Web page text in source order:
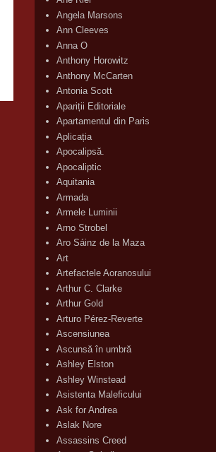
Angela Marsons
Ann Cleeves
Anna O
Anthony Horowitz
Anthony McCarten
Antonia Scott
Apariții Editoriale
Apartamentul din Paris
Aplicația
Apocalipsă.
Apocaliptic
Aquitania
Armada
Armele Luminii
Arno Strobel
Aro Sáinz de la Maza
Art
Artefactele Aoranosului
Arthur C. Clarke
Arthur Gold
Arturo Pérez-Reverte
Ascensiunea
Ascunsă în umbră
Ashley Elston
Ashley Winstead
Asistenta Maleficului
Ask for Andrea
Aslak Nore
Assassins Creed